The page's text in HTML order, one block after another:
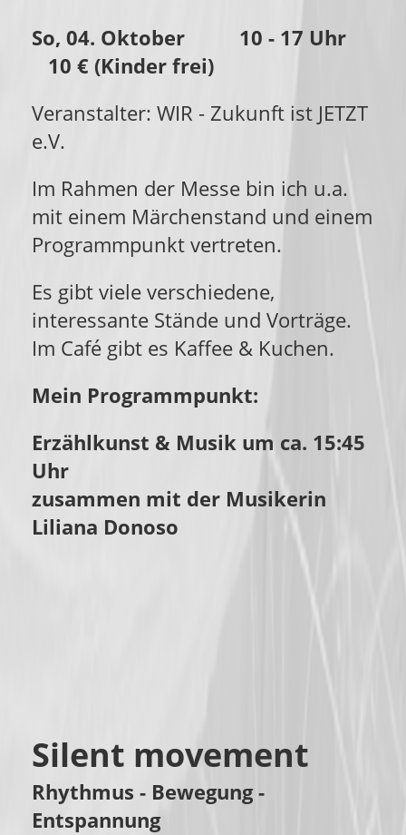
So, 04. Oktober 10 - 17 Uhr
10 € (Kinder frei)
Veranstalter: WIR - Zukunft ist JETZT
e.V.
Im Rahmen der Messe bin ich u.a.
mit einem Märchenstand und einem
Programmpunkt vertreten.
Es gibt viele verschiedene,
interessante Stände und Vorträge.
Im Café gibt es Kaffee & Kuchen.
Mein Programmpunkt:
Erzählkunst & Musik um ca. 15:45
Uhr
zusammen mit der Musikerin
Liliana Donoso
Silent movement
Rhythmus - Bewegung -
Entspannung